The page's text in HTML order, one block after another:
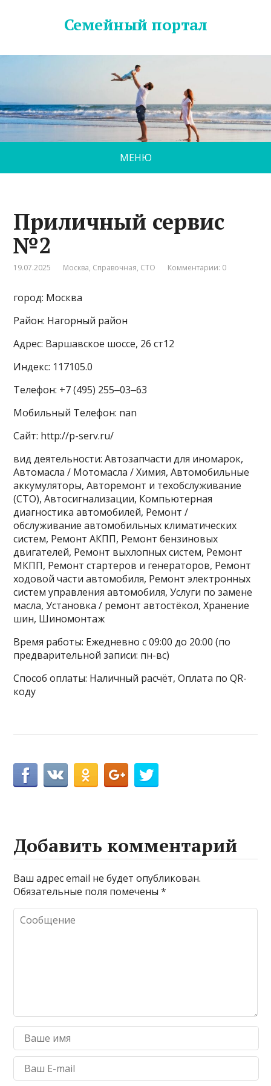
Семейный портал
МЕНЮ
Приличный сервис
№2
19.07.2025 Москва, Справочная, СТО Комментарии: 0
город: Москва
Район: Нагорный район
Адрес: Варшавское шоссе, 26 ст12
Индекс: 117105.0
Телефон: +7 (495) 255‒03‒63
Мобильный Телефон: nan
Сайт: http://p-serv.ru/
вид деятельности: Автозапчасти для иномарок,
Автомасла / Мотомасла / Химия, Автомобильные
аккумуляторы, Авторемонт и техобслуживание
(СТО), Автосигнализации, Компьютерная
диагностика автомобилей, Ремонт /
обслуживание автомобильных климатических
систем, Ремонт АКПП, Ремонт бензиновых
двигателей, Ремонт выхлопных систем, Ремонт
МКПП, Ремонт стартеров и генераторов, Ремонт
ходовой части автомобиля, Ремонт электронных
систем управления автомобиля, Услуги по замене
масла, Установка / ремонт автостёкол, Хранение
шин, Шиномонтаж
Время работы: Ежедневно с 09:00 до 20:00 (по
предварительной записи: пн-вс)
Способ оплаты: Наличный расчёт, Оплата по QR-
коду
Добавить комментарий
Ваш адрес email не будет опубликован.
Обязательные поля помечены*